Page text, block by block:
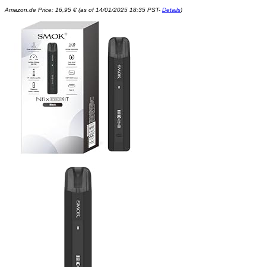
Amazon.de Price: 16,95 € (as of 14/01/2025 18:35 PST- Details)